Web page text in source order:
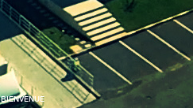
BIENVENUE